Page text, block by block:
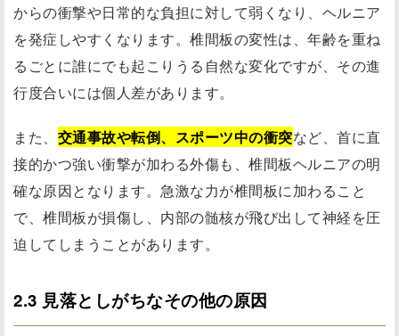
からの衝撃や日常的な負担に対して弱くなり、ヘルニア
を発症しやすくなります。椎間板の変性は、年齢を重ね
るごとに誰にでも起こりうる自然な変化ですが、その進
行度合いには個人差があります。
また、 交通事故や転倒、スポーツ中の衝突など、首に直
接的かつ強い衝撃が加わる外傷も、椎間板ヘルニアの明
確な原因となります。急激な力が椎間板に加わること
で、椎間板が損傷し、内部の髄核が飛び出して神経を圧
迫してしまうことがあります。
2.3 見落としがちなその他の原因